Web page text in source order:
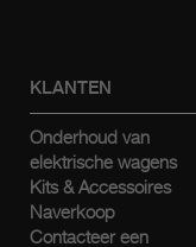
KLANTEN
Onderhoud van
elektrische wagens
Kits & Accessoires
Naverkoop
Contacteer een